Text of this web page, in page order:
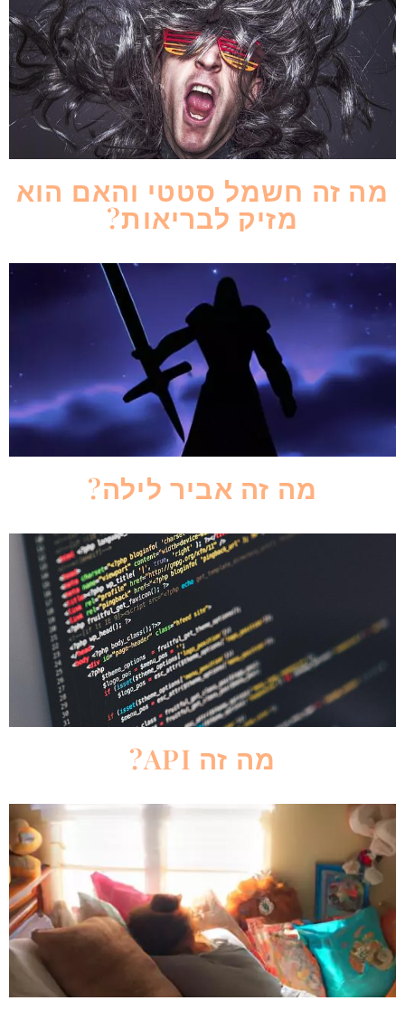
מה זה חשמל סטטי והאם הוא
מזיק לבריאות?
מה זה אביר לילה?
מה זה API?